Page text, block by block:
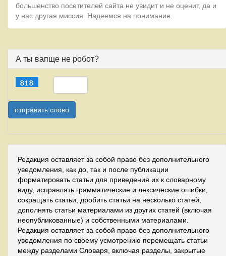
большенство посетителей сайта не увидит и не оценит, да и
у нас другая миссия. Надеемся на понимание.
А ты вапще не робот?
Редакция оставляет за собой право без дополнительного
уведомления, как до, так и после публикации
форматировать статьи для приведения их к словарному
виду, исправлять грамматические и лексические ошибки,
сокращать статьи, дробить статьи на несколько статей,
дополнять статьи материалами из других статей (включая
неопубликованные) и собственными материалами.
Редакция оставляет за собой право без дополнительного
уведомления по своему усмотрению перемещать статьи
между разделами Словаря, включая разделы, закрытые